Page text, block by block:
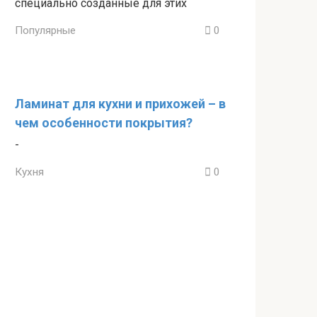
специально созданные для этих
Популярные 0
Ламинат для кухни и прихожей – в
чем особенности покрытия?
-
Кухня 0